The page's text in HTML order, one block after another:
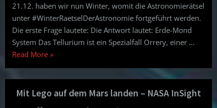
Das
Tellurium
21.12. haben wir nun Winter, womit die Astronomierätsel
unter #WinterRaetselDerAstronomie fortgeführt werden.
Die erste Frage lautete: Die Antwort lautet: Erde-Mond
System Das Tellurium ist ein Spezialfall Orrery, einer …
Read More“Lego
zu
meiner
»
Mit Lego auf dem Mars landen – NASA InSight